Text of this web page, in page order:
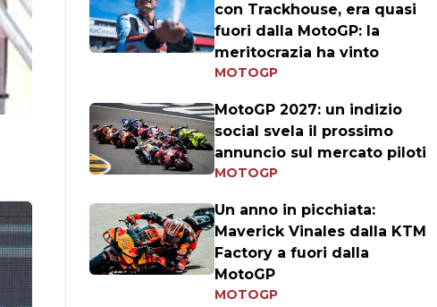
con Trackhouse, era quasi
fuori dalla MotoGP: la
meritocrazia ha vinto
MOTOGP
MotoGP 2027: un indizio
social svela il prossimo
annuncio sul mercato piloti
MOTOGP
Un anno in picchiata:
Maverick Vinales dalla KTM
Factory a fuori dalla
MotoGP
MOTOGP